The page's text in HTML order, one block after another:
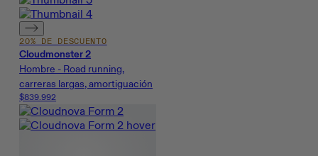
20% DE DESCUENTO
Cloudmonster 2
Hombre - Road running,
carreras largas, amortiguación
$839.992